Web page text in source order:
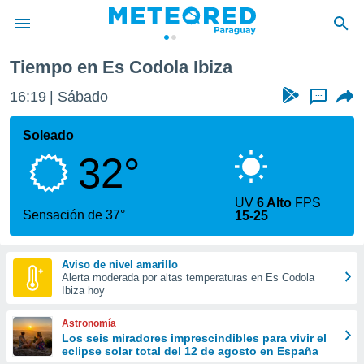
de
ha
calidad.
a este
las
y
forma
digital
basada
Tiempo en Es Codola Ibiza
16:19 Sábado ...
Soleado
32°
Sensación de 37°
UV6 Alto FPS
15-25
Aviso de nivel amarillo
Alerta moderada por altas temperaturas en Es Codola
Ibiza hoy
Astronomía
Los seis miradores imprescindibles para vivir el
eclipse solar total del 12 de agosto en España